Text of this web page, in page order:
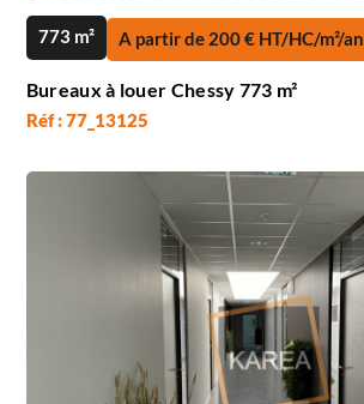
773 m² A partir de 200 € HT/HC/m²/an
Bureaux à louer Chessy 773 m²
Réf : 77_13125